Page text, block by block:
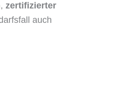
zertifizierter
auch